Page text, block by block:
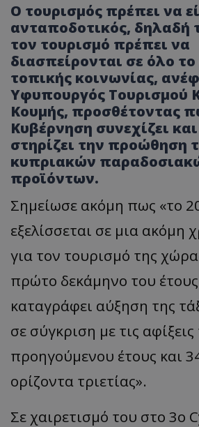
Ο τουρισμός πρέπει να
ανταποδοτικός, δηλαδή
τον τουρισμό πρέπει να
διασπείρονται σε όλο
τοπικής κοινωνίας,
Υφυπουργός Τουρισμού
Κουμής, προσθέτοντας
Κυβέρνηση συνεχίζει
στηρίζει την προώθηση
κυπριακών
προϊόντων.
Σημείωσε ακόμη πως «το
εξελίσσεται σε μια ακόμη
για τον τουρισμό της
πρώτο δεκάμηνο του
καταγράφει αύξηση της
σε σύγκριση με τις
προηγούμενου έτους και
ορίζοντα τριετίας».
Σε χαιρετισμό του στο 3ο